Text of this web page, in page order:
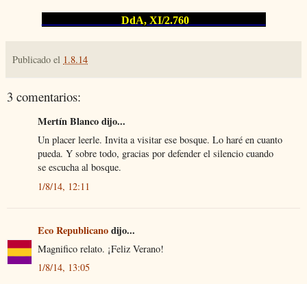
DdA, XI/2.760
Publicado el 1.8.14
3 comentarios:
Mertín Blanco dijo...
Un placer leerle. Invita a visitar ese bosque. Lo haré en cuanto
pueda. Y sobre todo, gracias por defender el silencio cuando
se escucha al bosque.
1/8/14, 12:11
Eco Republicanodijo...
Magnifico relato. ¡Feliz Verano!
1/8/14, 13:05